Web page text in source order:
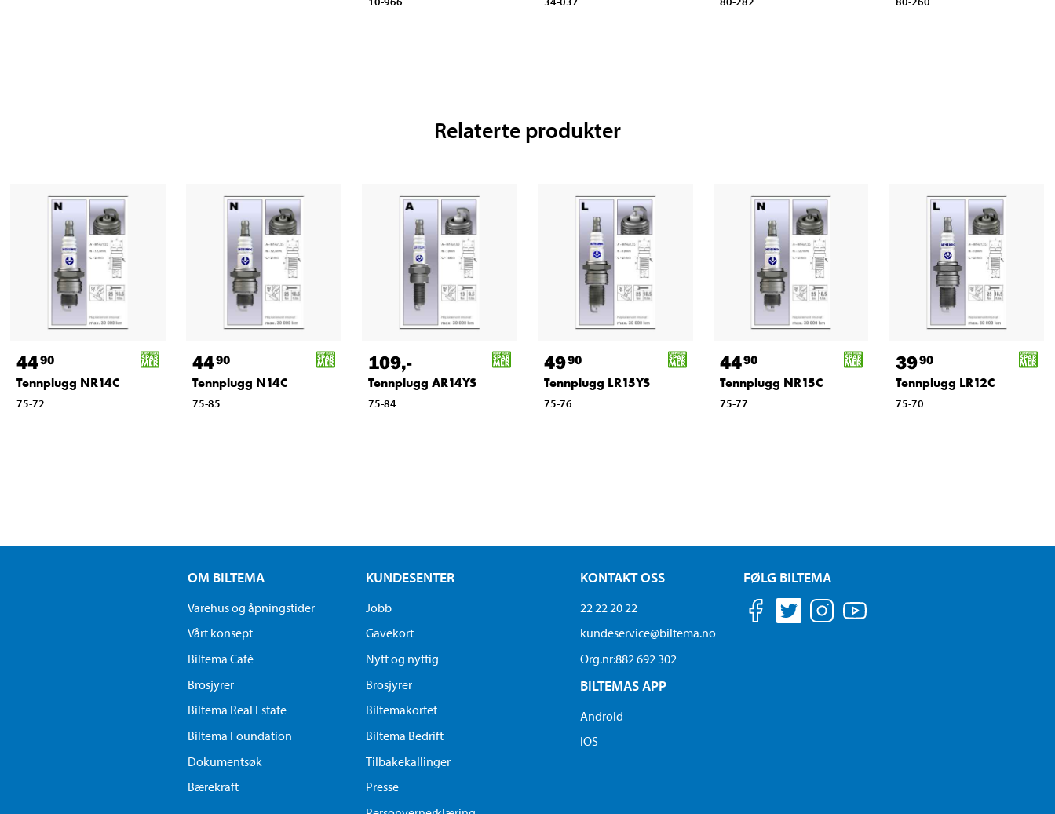
Relaterte produkter
4490
Tennplugg NR14C
75-72
4490
Tennplugg N14C
75-85
109,-
Tennplugg AR14YS
75-84
4990
Tennplugg LR15YS
75-76
4490
Tennplugg NR15C
75-77
3990
Tennplugg LR12C
75-70
OM BILTEMA
Varehus og åpningstider
Vårt konsept
Biltema Café
Brosjyrer
Biltema Real Estate
Biltema Foundation
Dokumentsøk
Bærekraft
KUNDESENTER
Jobb
Gavekort
Nytt og nyttig
Brosjyrer
Biltemakortet
Biltema Bedrift
Tilbakekallinger
Presse
KONTAKT OSS
22 22 20 22
kundeservice@biltema.no
Org.nr:882 692 302
BILTEMAS APP
Android
iOS
FØLG BILTEMA